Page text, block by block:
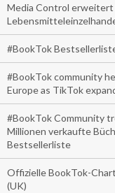
Media Control erweitert
#BookTok
#BookTok community
Europe as TikTok
#BookTok Community
Millionen verkaufte
Bestsellerliste
Offizielle BookTok-
(UK)